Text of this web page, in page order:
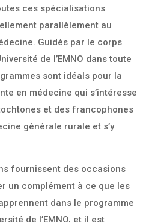
ces spécialisations
parallèlement au
Guidés par le corps
de l’EMNO dans toute
sont idéals pour la
en médecine qui s’intéresse
et des francophones
générale rurale et s’y
fournissent des occasions
un complément à ce que les
dans le programme
de l’EMNO, et il est